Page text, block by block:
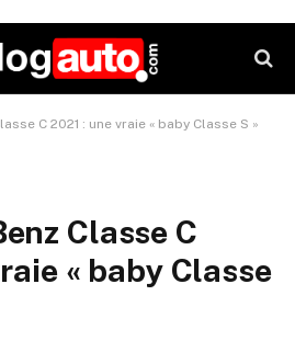
C 2021 : une vraie « baby Classe S »
Classe C
« baby Classe